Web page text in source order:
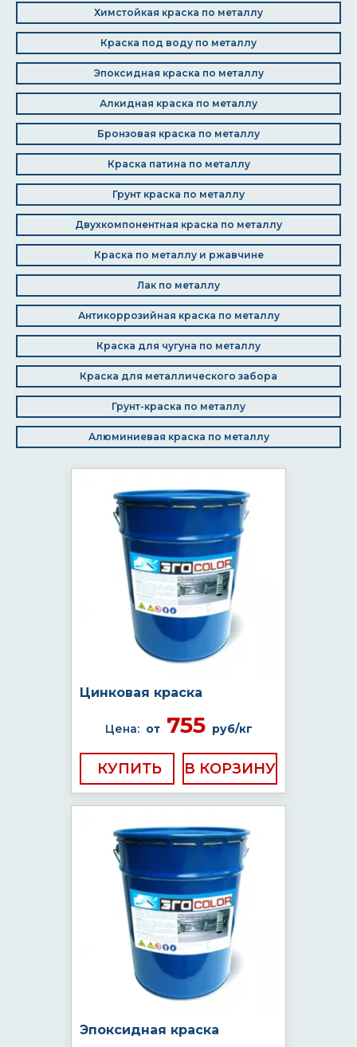
Химстойкая краска по металлу
Краска под воду по металлу
Эпоксидная краска по металлу
Алкидная краска по металлу
Бронзовая краска по металлу
Краска патина по металлу
Грунт краска по металлу
Двухкомпонентная краска по металлу
Краска по металлу и ржавчине
Лак по металлу
Антикоррозийная краска по металлу
Краска для чугуна по металлу
Краска для металлического забора
Грунт-краска по металлу
Алюминиевая краска по металлу
Цинковая краска
Цена: от755 руб/кг
КУПИТЬ
Эпоксидная краска